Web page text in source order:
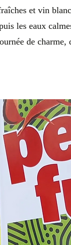
et vin
les eaux
de charme,